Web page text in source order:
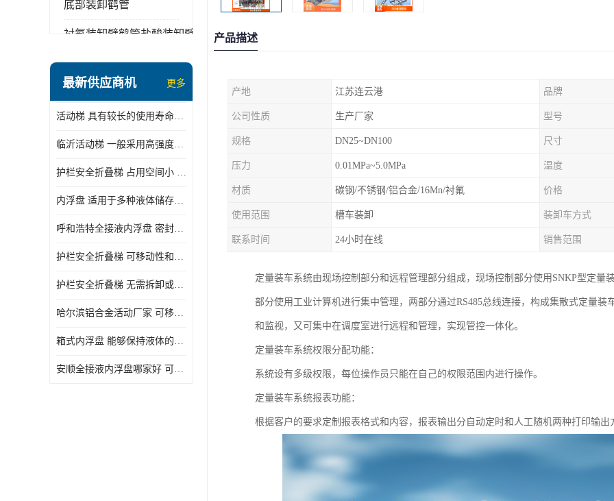
底部装卸鹤管
衬氟装卸臂鹤管盐酸装卸臂
顶部装卸车鹤管
液氨液化气鹤管
定量装车系统
最新供应商机 更多
活动梯 具有较长的使用寿命和耐用性 一般采用高强度材料制造
临沂活动梯 一般采用高强度材料制造 可以用于多种不同的任务
护栏安全折叠梯 占用空间小 方便存放和搬运
内浮盘 适用于多种液体储存和运输 能够降低运输成本和维护成本
呼和浩特全接液内浮盘 密封性能好 有效保护液体质量
护栏安全折叠梯 可移动性和安全性较高 占用空间小
护栏安全折叠梯 无需拆卸或重新安装 占用空间小
哈尔滨铝合金活动厂家 可移动性和安全性较高 占用空间小
箱式内浮盘 能够保持液体的密闭状态 适用于多种液体储存和运输
安顺全接液内浮盘哪家好 可以自动上下浮动 密封性能好
产品描述
产地 江苏连云港 品牌
公司性质 生产厂家 型号
规格 DN25~DN100 尺寸
压力 0.01MPa~5.0MPa 温度
材质 碳钢/不锈钢/铝合金/16Mn/衬氟 价格
使用范围 槽车装卸 装卸车方式
联系时间 24小时在线 销售范围
定量装车系统由现场控制部分和远程管理部分组成，现场控制部分使用SNKP型定量
部分使用工业计算机进行集中管理，两部分通过RS485总线连接，构成集散式定量
和监视，又可集中在调度室进行远程和管理，实现管控一体化。
定量装车系统权限分配功能：
系统设有多级权限，每位操作员只能在自己的权限范围内进行操作。
定量装车系统报表功能：
根据客户的要求定制报表格式和内容，报表输出分自动定时和人工随机两种打印输出